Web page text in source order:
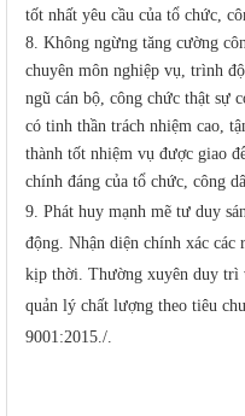
tốt nhất yêu cầu của tổ chức,
8. Không ngừng tăng cường
chuyên môn nghiệp vụ, trình
ngũ cán bộ, công chức thật sự
có tinh thần trách nhiệm cao,
thành tốt nhiệm vụ được giao
chính đáng của tổ chức, công
9. Phát huy mạnh mẽ tư duy
động. Nhận diện chính xác
kịp thời. Thường xuyên duy trì
quản lý chất lượng theo tiêu
9001:2015./.